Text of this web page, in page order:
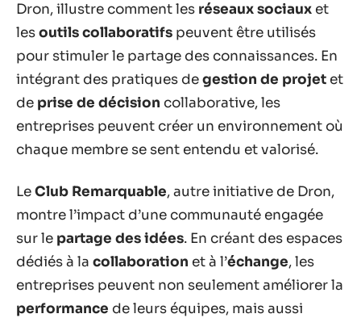
Dron, illustre comment les réseaux sociaux et
lesoutils collaboratifs peuvent être utilisés
pour stimuler le partage des connaissances. En
intégrant des pratiques degestion de projet et
de prise de décision collaborative, les
entreprises peuvent créer un environnement où
chaque membre se sent entendu et valorisé.
LeClub Remarquable, autre initiative de Dron,
montre l’impact d’une communauté engagée
sur le partage des idées. En créant des espaces
dédiés à la collaboration et à l’échange, les
entreprises peuvent non seulement améliorer la
performance de leurs équipes, mais aussi